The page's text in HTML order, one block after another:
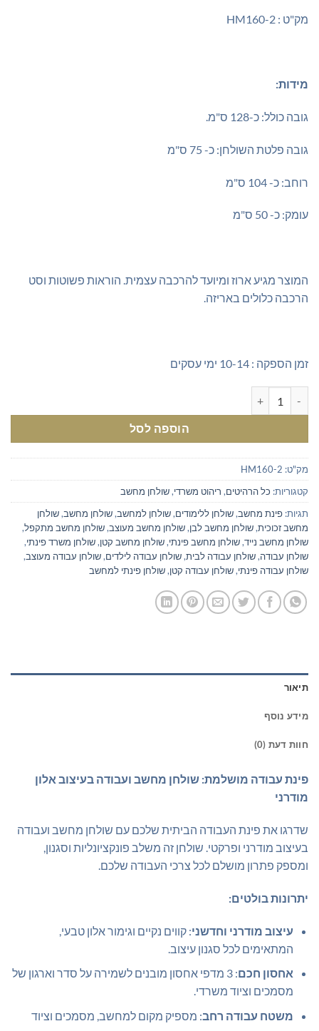
מק"ט : HM160-2
מידות:
גובה כולל: כ-128 ס"מ.
גובה פלטת השולחן: כ- 75 ס"מ
רוחב: כ- 104 ס"מ
עומק: כ- 50 ס"מ
המוצר מגיע ארוז ומיועד להרכבה עצמית. הוראות פשוטות וסט
הרכבה כלולים באריזה.
זמן הספקה : 10-14 ימי עסקים
הוספה לסל
מק"ט: HM160-2
קטגוריות: כל הרהיטים, ריהוט משרדי,שולחן מחשב
תגיות: פינת מחשב,שולחן ללימודים,שולחן למחשב,שולחן מחשב,שולחן
מחשב זכוכית,שולחן מחשב לבן,שולחן מחשב מעוצב,שולחן מחשב מתקפל,
שולחן מחשב נייד,שולחן מחשב פינתי,שולחן מחשב קטן,שולחן משרד פינתי,
שולחן עבודה,שולחן עבודה לבית,שולחן עבודה לילדים,שולחן עבודה מעוצב,
שולחן עבודה פינתי,שולחן עבודה קטן,שולחן פינתי למחשב
תיאור
מידע נוסף
חוות דעת (0)
פינת עבודה מושלמת: שולחן מחשב ועבודה בעיצוב אלון
מודרני
שדרגו את פינת העבודה הביתית שלכם עם שולחן מחשב ועבודה
בעיצוב מודרני ופרקטי. שולחן זה משלב פונקציונליות וסגנון,
ומספק פתרון מושלם לכל צרכי העבודה שלכם.
יתרונות בולטים:
עיצוב מודרני וחדשני: קווים נקיים וגימור אלון טבעי,
המתאימים לכל סגנון עיצוב.
אחסון חכם
: 3 מדפי אחסון מובנים לשמירה על סדר וארגון של
מסמכים וציוד משרדי.
משטח עבודה רחב: מספיק מקום למחשב, מסמכים וציוד